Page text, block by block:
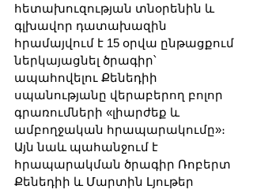
հետախուզության տնօրենին և
գլխավոր դատախազին
հրամայվում է 15 օրվա ընթացքում
ներկայացնել ծրագիր՝
ապահովելու Քենեդիի
սպանությանը վերաբերող բոլոր
գրառումների «լիարժեք և
ամբողջական հրապարակումը»։
Այն նաև պահանջում է
հրապարակման ծրագիր Ռոբերտ
Քենեդիի և Մարտին Լյութեր